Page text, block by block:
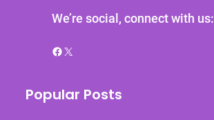
We’re social, connect with us:
Facebook X
Popular Posts